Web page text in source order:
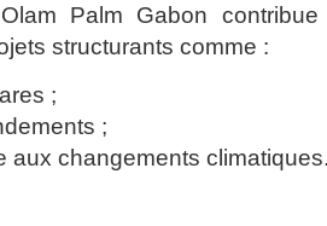
Palm Gabon contribue
structurants comme :
;
;
aux changements climatiques.